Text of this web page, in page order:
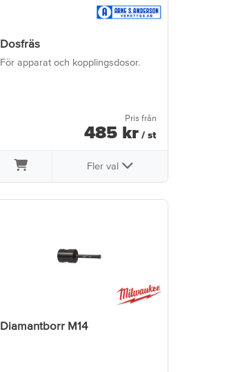
Dosfräs
För apparat och kopplingsdosor.
Pris från
485 kr / st
Fler val
Diamantborr M14